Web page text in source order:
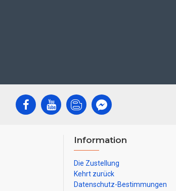
Information
Die Zustellung
Kehrt zurück
Datenschutz-Bestimmungen